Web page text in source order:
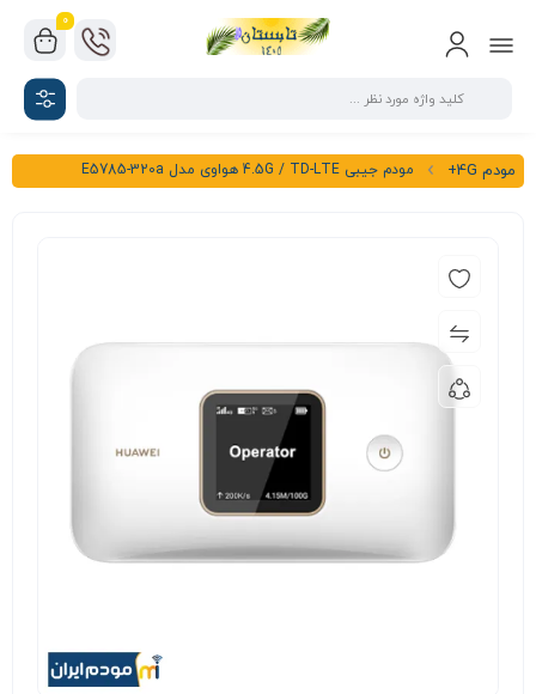
0
مودم 4G+ مودم جیبی 4.5G / TD-LTE هواوی مدل E5785-320a